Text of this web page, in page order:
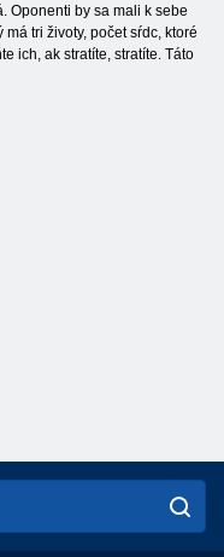
Oponenti by sa mali k sebe
tri životy, počet sŕdc, ktoré
ich, ak stratíte, stratíte. Táto